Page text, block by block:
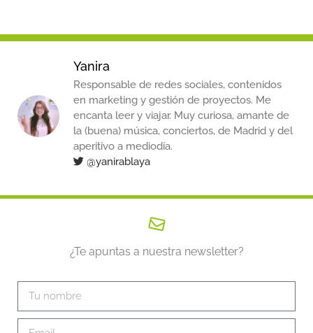
Yanira
Responsable de redes sociales, contenidos
en marketing y gestión de proyectos. Me
encanta leer y viajar. Muy curiosa, amante de
la (buena) música, conciertos, de Madrid y del
aperitivo a mediodía.
@yanirablaya
¿Te apuntas a nuestra newsletter?